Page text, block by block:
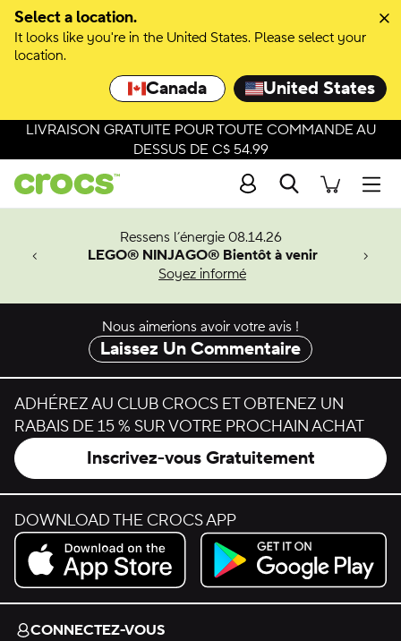
Select a location.
It looks like you're in the United States. Please select your
location.
Canada United States
LIVRAISON GRATUITE POUR TOUTE COMMANDE AU
DESSUS DE C$ 54.99
Recherche
Ressens l’énergie 08.14.26
LEGO® NINJAGO® Bientôt à venir
Soyez informé
Man.
Nous aimerions avoir votre avis !
Laissez Un Commentaire
ADHÉREZ AU CLUB CROCS ET OBTENEZ UN
RABAIS DE 15 % SUR VOTRE PROCHAIN ACHAT
Inscrivez-vous Gratuitement
DOWNLOAD THE CROCS APP
Download on the App Store.
Get it on Google Play.
CONNECTEZ-VOUS